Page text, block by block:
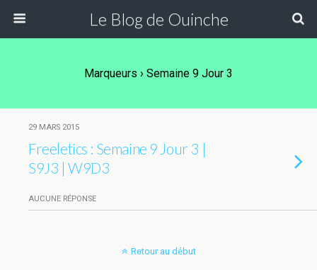
Le Blog de Ouinche
Marqueurs › Semaine 9 Jour 3
29 MARS 2015
Freeletics : Semaine 9 Jour 3 |
S9J3 | W9D3
AUCUNE RÉPONSE
Retour au début